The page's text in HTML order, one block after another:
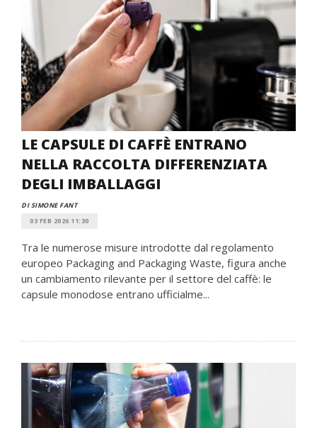
LE CAPSULE DI CAFFÈ ENTRANO
NELLA RACCOLTA DIFFERENZIATA
DEGLI IMBALLAGGI
DI SIMONE FANT
03 FEB 2026 11:30
Tra le numerose misure introdotte dal regolamento
europeo Packaging and Packaging Waste, figura anche
un cambiamento rilevante per il settore del caffè: le
capsule monodose entrano ufficialme...